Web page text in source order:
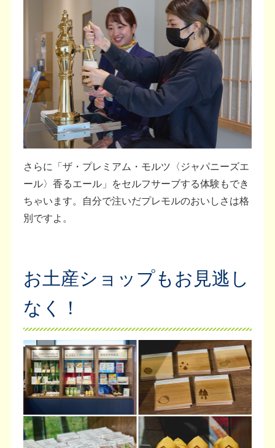
さらに「ザ・プレミアム・モルツ〈ジャパニーズエ
ール〉香るエール」をセルフサーブする体験もでき
ちゃいます。自分で注いだプレモルのおいしさは格
別ですよ。
お土産ショップもお見逃し
なく！